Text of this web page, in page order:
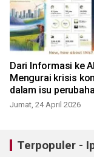
Dari Informasi ke
Mengurai krisis
dalam isu
Jumat, 24 April 2026
Terpopuler -